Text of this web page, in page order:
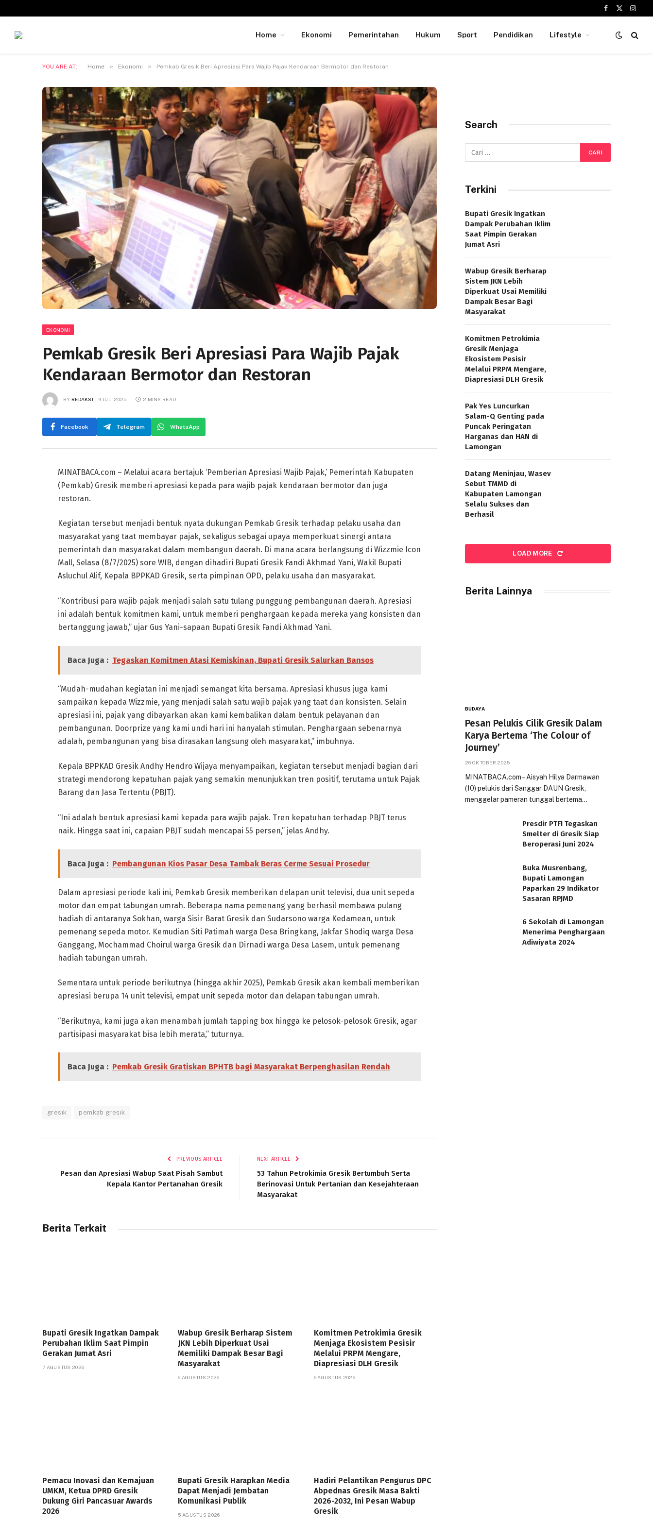
Facebook
X
Home Ekonomi Pemerintahan Hukum Sport Pendidikan Lifestyle
YOU ARE AT: Home » Ekonomi » Pemkab Gresik Beri Apresiasi Para Wajib Pajak Kendaraan Bermotor dan Restoran
EKONOMI
Pemkab Gresik Beri Apresiasi Para Wajib Pajak
Kendaraan Bermotor dan Restoran
BY REDAKSI 9 JULI 2025 2 MINS READ
Facebook Telegram WhatsApp
MINATBACA.com – Melalui acara bertajuk ‘Pemberian Apresiasi Wajib Pajak,’ Pemerintah Kabupaten
(Pemkab) Gresik memberi apresiasi kepada para wajib pajak kendaraan bermotor dan juga
restoran.
Kegiatan tersebut menjadi bentuk nyata dukungan Pemkab Gresik terhadap pelaku usaha dan
masyarakat yang taat membayar pajak, sekaligus sebagai upaya memperkuat sinergi antara
pemerintah dan masyarakat dalam membangun daerah. Di mana acara berlangsung di Wizzmie Icon
Mall, Selasa (8/7/2025) sore WIB, dengan dihadiri Bupati Gresik Fandi Akhmad Yani, Wakil Bupati
Asluchul Alif, Kepala BPPKAD Gresik, serta pimpinan OPD, pelaku usaha dan masyarakat.
“Kontribusi para wajib pajak menjadi salah satu tulang punggung pembangunan daerah. Apresiasi
ini adalah bentuk komitmen kami, untuk memberi penghargaan kepada mereka yang konsisten dan
bertanggung jawab,” ujar Gus Yani-sapaan Bupati Gresik Fandi Akhmad Yani.
Baca Juga : Tegaskan Komitmen Atasi Kemiskinan, Bupati Gresik Salurkan Bansos
“Mudah-mudahan kegiatan ini menjadi semangat kita bersama. Apresiasi khusus juga kami
sampaikan kepada Wizzmie, yang menjadi salah satu wajib pajak yang taat dan konsisten. Selain
apresiasi ini, pajak yang dibayarkan akan kami kembalikan dalam bentuk pelayanan dan
pembangunan. Doorprize yang kami undi hari ini hanyalah stimulan. Penghargaan sebenarnya
adalah, pembangunan yang bisa dirasakan langsung oleh masyarakat,” imbuhnya.
Kepala BPPKAD Gresik Andhy Hendro Wijaya menyampaikan, kegiatan tersebut menjadi bagian dari
strategi mendorong kepatuhan pajak yang semakin menunjukkan tren positif, terutama untuk Pajak
Barang dan Jasa Tertentu (PBJT).
“Ini adalah bentuk apresiasi kami kepada para wajib pajak. Tren kepatuhan terhadap PBJT terus
naik. Hingga saat ini, capaian PBJT sudah mencapai 55 persen,” jelas Andhy.
Baca Juga : Pembangunan Kios Pasar Desa Tambak Beras Cerme Sesuai Prosedur
Dalam apresiasi periode kali ini, Pemkab Gresik memberikan delapan unit televisi, dua unit sepeda
motor dan empat tabungan umrah. Beberapa nama pemenang yang berhasil membawa pulang
hadiah di antaranya Sokhan, warga Sisir Barat Gresik dan Sudarsono warga Kedamean, untuk
pemenang sepeda motor. Kemudian Siti Patimah warga Desa Bringkang, Jakfar Shodiq warga Desa
Ganggang, Mochammad Choirul warga Gresik dan Dirnadi warga Desa Lasem, untuk pemenang
hadiah tabungan umrah.
Sementara untuk periode berikutnya (hingga akhir 2025), Pemkab Gresik akan kembali memberikan
apresiasi berupa 14 unit televisi, empat unit sepeda motor dan delapan tabungan umrah.
“Berikutnya, kami juga akan menambah jumlah tapping box hingga ke pelosok-pelosok Gresik, agar
partisipasi masyarakat bisa lebih merata,” tuturnya.
Baca Juga : Pemkab Gresik Gratiskan BPHTB bagi Masyarakat Berpenghasilan Rendah
gresik pemkab gresik
PREVIOUS ARTICLE
Pesan dan Apresiasi Wabup Saat Pisah Sambut
Kepala Kantor Pertanahan Gresik
NEXT ARTICLE
53 Tahun Petrokimia Gresik Bertumbuh Serta
Berinovasi Untuk Pertanian dan Kesejahteraan
Masyarakat
Berita Terkait
Bupati Gresik Ingatkan Dampak
Perubahan Iklim Saat Pimpin
Gerakan Jumat Asri
7 AGUSTUS 2026
Wabup Gresik Berharap Sistem
JKN Lebih Diperkuat Usai
Memiliki Dampak Besar Bagi
Masyarakat
6 AGUSTUS 2026
Komitmen Petrokimia Gresik
Menjaga Ekosistem Pesisir
Melalui PRPM Mengare,
Diapresiasi DLH Gresik
6 AGUSTUS 2026
Pemacu Inovasi dan Kemajuan
UMKM, Ketua DPRD Gresik
Dukung Giri Pancasuar Awards
2026
Bupati Gresik Harapkan Media
Dapat Menjadi Jembatan
Komunikasi Publik
5 AGUSTUS 2026
Hadiri Pelantikan Pengurus DPC
Abpednas Gresik Masa Bakti
2026-2032, Ini Pesan Wabup
Gresik
Search
Terkini
Bupati Gresik Ingatkan
Dampak Perubahan Iklim
Saat Pimpin Gerakan
Jumat Asri
Wabup Gresik Berharap
Sistem JKN Lebih
Diperkuat Usai Memiliki
Dampak Besar Bagi
Masyarakat
Komitmen Petrokimia
Gresik Menjaga
Ekosistem Pesisir
Melalui PRPM Mengare,
Diapresiasi DLH Gresik
Pak Yes Luncurkan
Salam-Q Genting pada
Puncak Peringatan
Harganas dan HAN di
Lamongan
Datang Meninjau, Wasev
Sebut TMMD di
Kabupaten Lamongan
Selalu Sukses dan
Berhasil
LOAD MORE
Berita Lainnya
BUDAYA
Pesan Pelukis Cilik Gresik Dalam
Karya Bertema ‘The Colour of
Journey’
26 OKTOBER 2025
MINATBACA.com – Aisyah Hilya Darmawan
(10) pelukis dari Sanggar DAUN Gresik,
menggelar pameran tunggal bertema…
Presdir PTFI Tegaskan
Smelter di Gresik Siap
Beroperasi Juni 2024
Buka Musrenbang,
Bupati Lamongan
Paparkan 29 Indikator
Sasaran RPJMD
6 Sekolah di Lamongan
Menerima Penghargaan
Adiwiyata 2024